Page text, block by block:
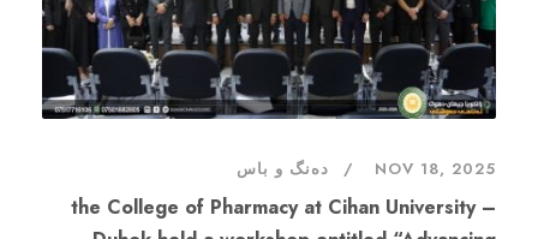
NOV 18, 2025 دەنگ و باس
the College of Pharmacy at Cihan University –